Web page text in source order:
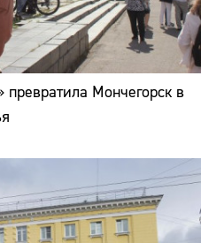
превратила Мончегорск в